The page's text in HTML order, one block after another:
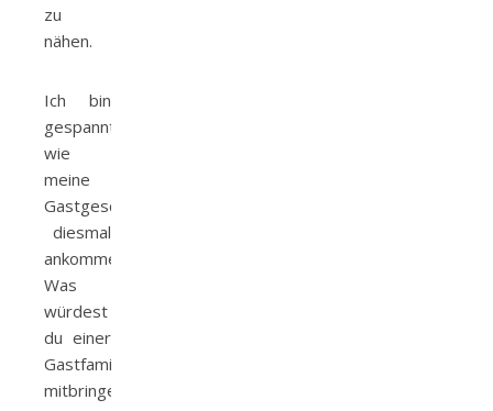
zu
nähen.
Ich bin
gespannt
wie
meine
Gastgeschenke
diesmal
ankommen.
Was
würdest
du einer
Gastfamilie
mitbringen?